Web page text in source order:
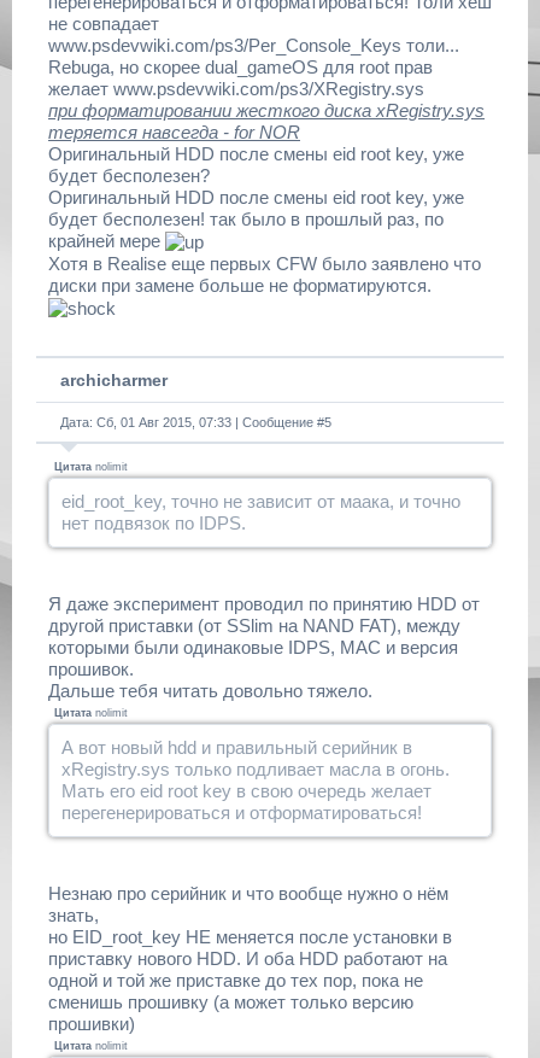
не совпадает
www.psdevwiki.com/ps3/Per_Console_Keys толи...
Rebuga, но скорее duаl_gameOS для root прав
желает www.psdevwiki.com/ps3/XRegistry.sys
при форматировании жесткого диска xRegistry.sys
теряется навсегда - for NOR
Оригинальный HDD после смены eid root key, уже
будет бесполезен?
Оригинальный HDD после смены eid root key, уже
будет бесполезен! так было в прошлый раз, по
крайней мере
Хотя в Realise еще первых CFW было заявлено что
диски при замене больше не форматируются.
archicharmer
Дата: Сб, 01 Авг 2015, 07:33 | Сообщение #5
Цитата nolimit
eid_root_key, точно не зависит от маака, и точно
нет подвязок по IDPS.
Я даже эксперимент проводил по принятию HDD от
другой приставки (от SSlim на NAND FAT), между
которыми были одинаковые IDPS, MAC и версия
прошивок.
Дальше тебя читать довольно тяжело.
Цитата nolimit
А вот новый hdd и правильный серийник в
xRegistry.sys только подливает масла в огонь.
Мать его eid root key в свою очередь желает
перегенерироваться и отформатироваться!
Незнаю про серийник и что вообще нужно о нём
знать,
но EID_root_key НЕ меняется после установки в
приставку нового HDD. И оба HDD работают на
одной и той же приставке до тех пор, пока не
сменишь прошивку (а может только версию
прошивки)
Цитата nolimit